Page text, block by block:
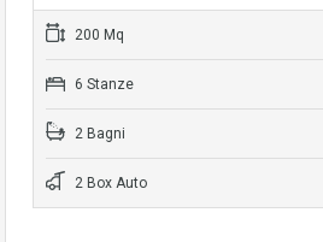
200 Mq
6 Stanze
2 Bagni
2 Box Auto